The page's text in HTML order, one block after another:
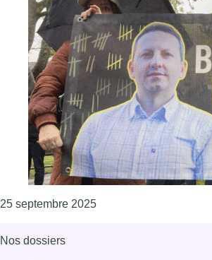
25 septembre 2025Consulter l'article
Nos dossiers